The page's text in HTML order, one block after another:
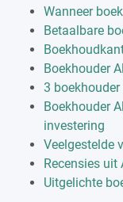
Wanneer
Betaalbare
Boekhouder
3
Boekhouder
investering
Veelgestelde
Recensies uit
Uitgelichte